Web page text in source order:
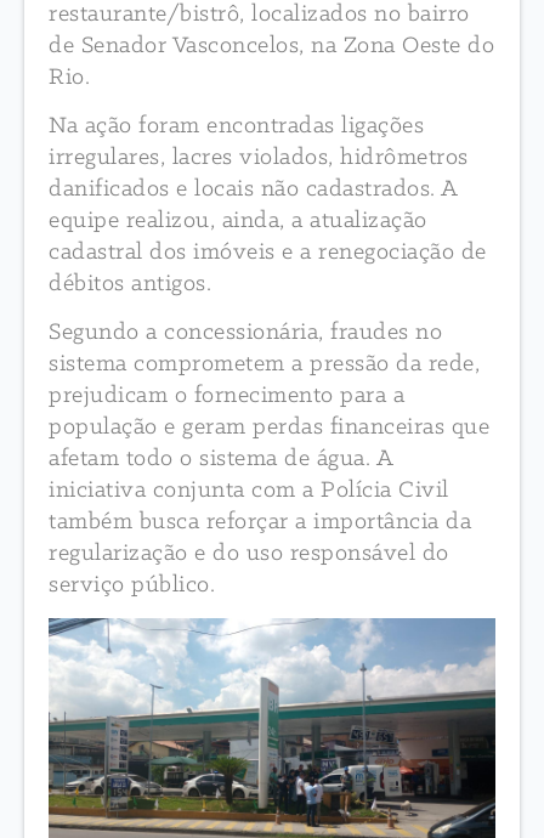
restaurante/bistrô, localizados no bairro
de Senador Vasconcelos, na Zona Oeste do
Rio.
Na ação foram encontradas ligações
irregulares, lacres violados, hidrômetros
danificados e locais não cadastrados. A
equipe realizou, ainda, a atualização
cadastral dos imóveis e a renegociação de
débitos antigos.
Segundo a concessionária, fraudes no
sistema comprometem a pressão da rede,
prejudicam o fornecimento para a
população e geram perdas financeiras que
afetam todo o sistema de água. A
iniciativa conjunta com a Polícia Civil
também busca reforçar a importância da
regularização e do uso responsável do
serviço público.